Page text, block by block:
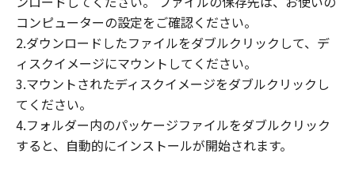
コンピューターの設定をご確認ください。
2.ダウンロードしたファイルをダブルクリックして、デ
ィスクイメージにマウントしてください。
3.マウントされたディスクイメージをダブルクリックし
てください。
4.フォルダー内のパッケージファイルをダブルクリック
すると、自動的にインストールが開始されます。